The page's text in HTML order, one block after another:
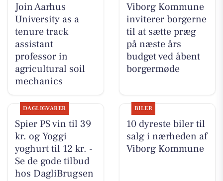
Join Aarhus
University as a
tenure track
assistant
professor in
agricultural soil
mechanics
Viborg Kommune
inviterer borgerne
til at sætte præg
på næste års
budget ved åbent
borgermøde
DAGLIGVARER
Spier PS vin til 39
kr. og Yoggi
yoghurt til 12 kr. -
Se de gode tilbud
hos DagliBrugsen
BILER
10 dyreste biler til
salg i nærheden af
Viborg Kommune